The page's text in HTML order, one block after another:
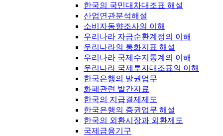
한국의 국민대차대조표 해설
산업연관분석해설
소비자동향조사의 이해
우리나라 자금순환계정의 이해
우리나라의 통화지표 해설
우리나라 국제수지통계의 이해
우리나라 국제투자대조표의 이해
한국은행의 발권업무
화폐관련 발간자료
한국의 지급결제제도
한국은행의 증권업무 해설
한국의 외환시장과 외환제도
국제금융기구